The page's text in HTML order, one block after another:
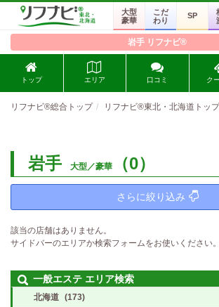
大型
豪華
こだ
わり
SP
岩手 リフナビ®
トップ エリア 口コミ ク
リフナビ®総合トップ リフナビ®東北・北海道トップ
岩手 大型／豪華 （0）
さらに絞り込み
該当の店舗はありません。
サイドバーのエリアか検索フォームをお使いください。
一般エステ エリア検索
北海道 (173)